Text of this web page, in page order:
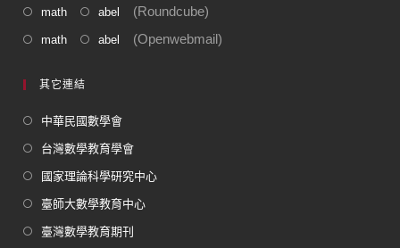
math abel (Roundcube)
math abel (Openwebmail)
其它連結
中華民國數學會
台灣數學教育學會
國家理論科學研究中心
臺師大數學教育中心
臺灣數學教育期刊